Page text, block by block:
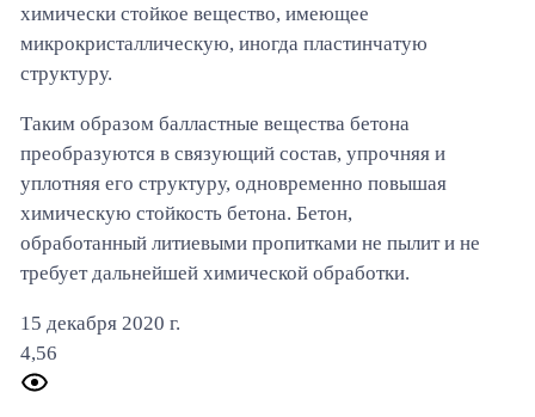
химически стойкое вещество, имеющее
микрокристаллическую, иногда пластинчатую
структуру.
Таким образом балластные вещества бетона
преобразуются в связующий состав, упрочняя и
уплотняя его структуру, одновременно повышая
химическую стойкость бетона. Бетон,
обработанный литиевыми пропитками не пылит и не
требует дальнейшей химической обработки.
15 декабря 2020 г.
4,56